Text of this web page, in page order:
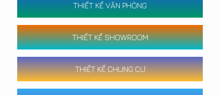
THIẾT KẾ VĂN PHÒNG
THIẾT KẾ SHOWROOM
THIẾT KẾ CHUNG CƯ